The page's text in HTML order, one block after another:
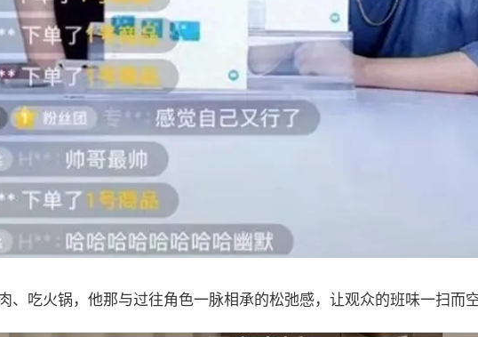
、吃火锅，他那与过往角色一脉相承的松弛感，让观众的班味一扫而